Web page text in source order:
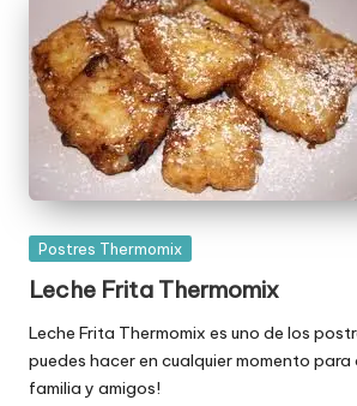
Publicada
Postres Thermomix
Leche Frita Thermomix
Leche Frita Thermomix es uno de los
puedes hacer en cualquier momento
familia y amigos!